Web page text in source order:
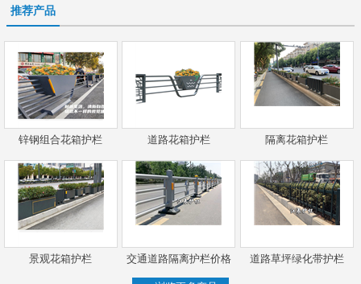
推荐产品
锌钢组合花箱护栏 道路花箱护栏 隔离花箱护栏
景观花箱护栏 交通道路隔离护栏价格 道路草坪绿化带护栏